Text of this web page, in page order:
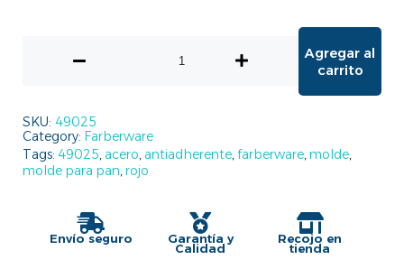
Agregar al
carrito
SKU: 49025
Category: Farberware
Tags: 49025 acero antiadherente farberware molde
molde para pan rojo
Envío seguro Garantía y
Calidad
Recojo en
tienda